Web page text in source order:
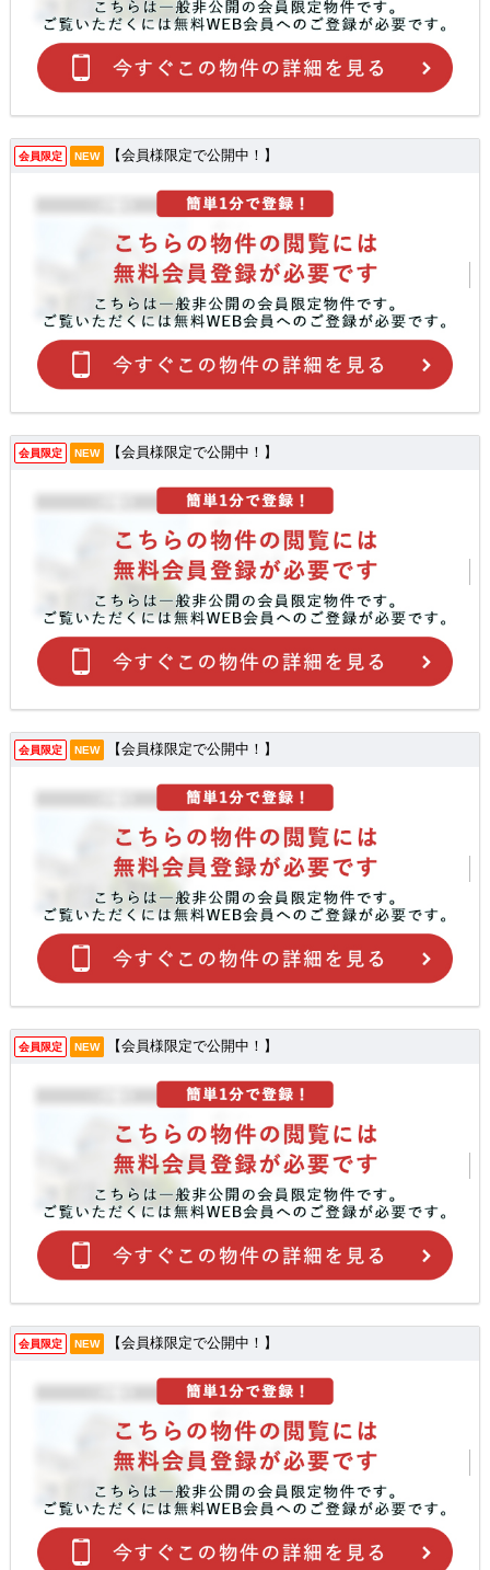
会員限定 NEW 【会員様限定で公開中！】
会員限定 NEW 【会員様限定で公開中！】
会員限定 NEW 【会員様限定で公開中！】
会員限定 NEW 【会員様限定で公開中！】
会員限定 NEW 【会員様限定で公開中！】